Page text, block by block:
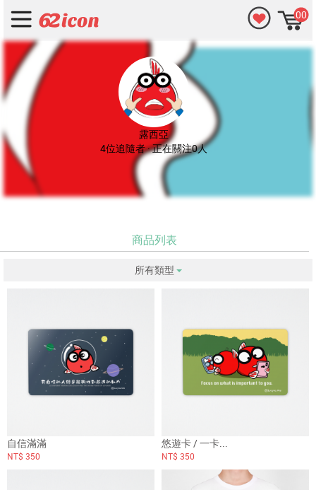
00
露西亞
4位追隨者 · 正在關注0人
商品列表
所有類型
自信滿滿
NT$ 350
悠遊卡 / 一卡...
NT$ 350